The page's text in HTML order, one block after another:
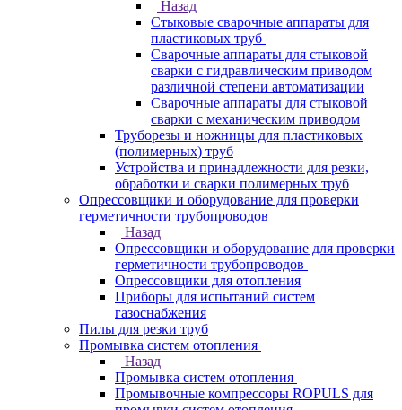
Назад
Стыковые сварочные аппараты для
пластиковых труб
Сварочные аппараты для стыковой
сварки с гидравлическим приводом
различной степени автоматизации
Сварочные аппараты для стыковой
сварки с механическим приводом
Труборезы и ножницы для пластиковых
(полимерных) труб
Устройства и принадлежности для резки,
обработки и сварки полимерных труб
Опрессовщики и оборудование для проверки
герметичности трубопроводов
Назад
Опрессовщики и оборудование для проверки
герметичности трубопроводов
Опрессовщики для отопления
Приборы для испытаний систем
газоснабжения
Пилы для резки труб
Промывка систем отопления
Назад
Промывка систем отопления
Промывочные компрессоры ROPULS для